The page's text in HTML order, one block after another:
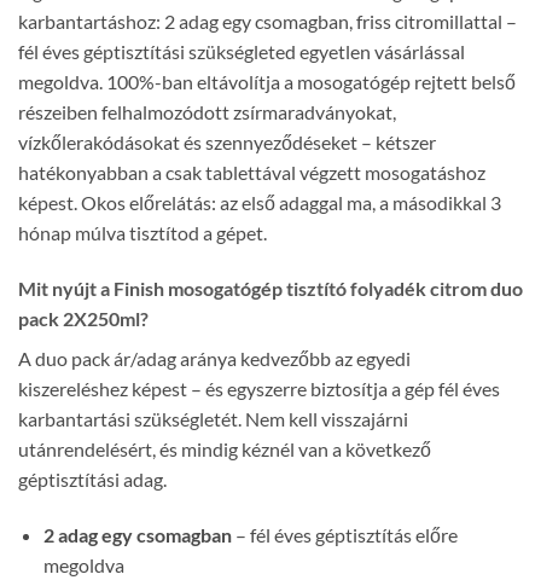
karbantartáshoz: 2 adag egy csomagban, friss citromillattal –
fél éves géptisztítási szükségleted egyetlen vásárlással
megoldva. 100%-ban eltávolítja a mosogatógép rejtett belső
részeiben felhalmozódott zsírmaradványokat,
vízkőlerakódásokat és szennyeződéseket – kétszer
hatékonyabban a csak tablettával végzett mosogatáshoz
képest. Okos előrelátás: az első adaggal ma, a másodikkal 3
hónap múlva tisztítod a gépet.
Mit nyújt a Finish mosogatógép tisztító folyadék citrom duo
pack 2X250ml?
A duo pack ár/adag aránya kedvezőbb az egyedi
kiszereléshez képest – és egyszerre biztosítja a gép fél éves
karbantartási szükségletét. Nem kell visszajárni
utánrendelésért, és mindig kéznél van a következő
géptisztítási adag.
2 adag egy csomagban– fél éves géptisztítás előre
megoldva